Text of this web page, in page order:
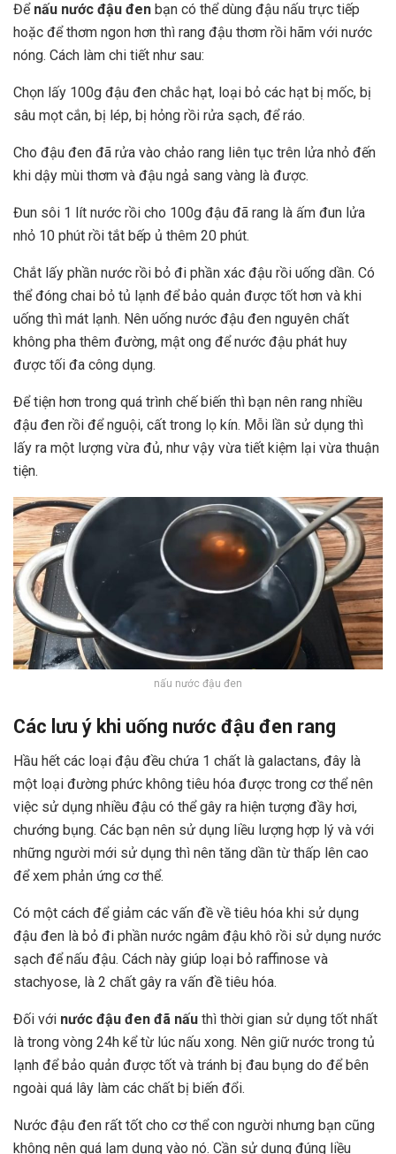
Để nấu nước đậu đen bạn có thể dùng đậu nấu trực tiếp
hoặc để thơm ngon hơn thì rang đậu thơm rồi hãm với nước
nóng. Cách làm chi tiết như sau:
Chọn lấy 100g đậu đen chắc hạt, loại bỏ các hạt bị mốc, bị
sâu mọt cắn, bị lép, bị hỏng rồi rửa sạch, để ráo.
Cho đậu đen đã rửa vào chảo rang liên tục trên lửa nhỏ đến
khi dậy mùi thơm và đậu ngả sang vàng là được.
Đun sôi 1 lít nước rồi cho 100g đậu đã rang là ấm đun lửa
nhỏ 10 phút rồi tắt bếp ủ thêm 20 phút.
Chắt lấy phần nước rồi bỏ đi phần xác đậu rồi uống dần. Có
thể đóng chai bỏ tủ lạnh để bảo quản được tốt hơn và khi
uống thì mát lạnh. Nên uống nước đậu đen nguyên chất
không pha thêm đường, mật ong để nước đậu phát huy
được tối đa công dụng.
Để tiện hơn trong quá trình chế biến thì bạn nên rang nhiều
đậu đen rồi để nguội, cất trong lọ kín. Mỗi lần sử dụng thì
lấy ra một lượng vừa đủ, như vậy vừa tiết kiệm lại vừa thuận
tiện.
nấu nước đậu đen
Các lưu ý khi uống nước đậu đen rang
Hầu hết các loại đậu đều chứa 1 chất là galactans, đây là
một loại đường phức không tiêu hóa được trong cơ thể nên
việc sử dụng nhiều đậu có thể gây ra hiện tượng đầy hơi,
chướng bụng. Các bạn nên sử dụng liều lượng hợp lý và với
những người mới sử dụng thì nên tăng dần từ thấp lên cao
để xem phản ứng cơ thể.
Có một cách để giảm các vấn đề về tiêu hóa khi sử dụng
đậu đen là bỏ đi phần nước ngâm đậu khô rồi sử dụng nước
sạch để nấu đậu. Cách này giúp loại bỏ raffinose và
stachyose, là 2 chất gây ra vấn đề tiêu hóa.
Đối với nước đậu đen đã nấu thì thời gian sử dụng tốt nhất
là trong vòng 24h kể từ lúc nấu xong. Nên giữ nước trong tủ
lạnh để bảo quản được tốt và tránh bị đau bụng do để bên
ngoài quá lây làm các chất bị biến đổi.
Nước đậu đen rất tốt cho cơ thể con người nhưng bạn cũng
không nên quá lạm dụng vào nó. Cần sử dụng đúng liều